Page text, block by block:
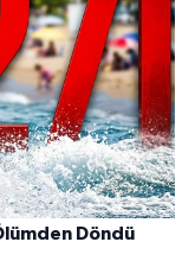
Döndü